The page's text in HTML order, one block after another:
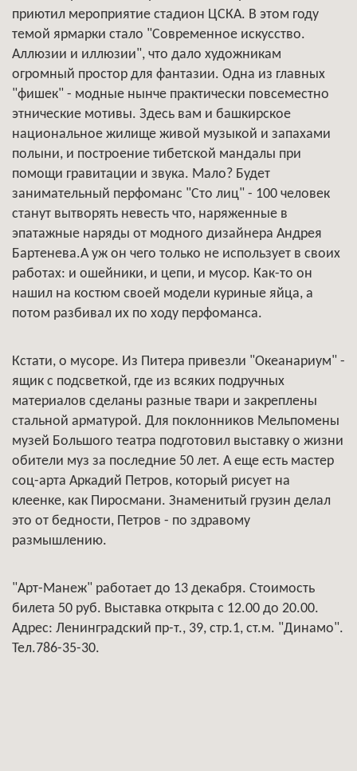
приютил мероприятие стадион ЦСКА. В этом году
темой ярмарки стало "Современное искусство.
Аллюзии и иллюзии", что дало художникам
огромный простор для фантазии. Одна из главных
"фишек" - модные нынче практически повсеместно
этнические мотивы. Здесь вам и башкирское
национальное жилище живой музыкой и запахами
полыни, и построение тибетской мандалы при
помощи гравитации и звука. Мало? Будет
занимательный перфоманс "Сто лиц" - 100 человек
станут вытворять невесть что, наряженные в
эпатажные наряды от модного дизайнера Андрея
Бартенева.А уж он чего только не использует в своих
работах: и ошейники, и цепи, и мусор. Как-то он
нашил на костюм своей модели куриные яйца, а
потом разбивал их по ходу перфоманса.
Кстати, о мусоре. Из Питера привезли "Океанариум" -
ящик с подсветкой, где из всяких подручных
материалов сделаны разные твари и закреплены
стальной арматурой. Для поклонников Мельпомены
музей Большого театра подготовил выставку о жизни
обители муз за последние 50 лет. А еще есть мастер
соц-арта Аркадий Петров, который рисует на
клеенке, как Пиросмани. Знаменитый грузин делал
это от бедности, Петров - по здравому
размышлению.
"Арт-Манеж" работает до 13 декабря. Стоимость
билета 50 руб. Выставка открыта с 12.00 до 20.00.
Адрес: Ленинградский пр-т., 39, стр.1, ст.м. "Динамо".
Тел.786-35-30.